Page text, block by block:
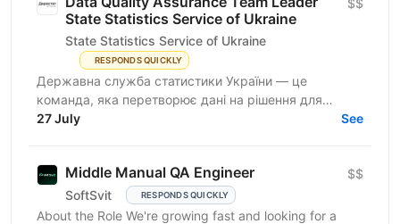
State Statistics Service of Ukraine
State Statistics Service of Ukraine
RESPONDS QUICKLY
Державна служба статистики України — це
команда, яка перетворює дані на рішення для
розвитку країни. Ми перебуваємо у процесі
27 July See
Middle Manual QA Engineer
SoftSvit RESPONDS QUICKLY
$$
About the Role We're growing fast and looking for a